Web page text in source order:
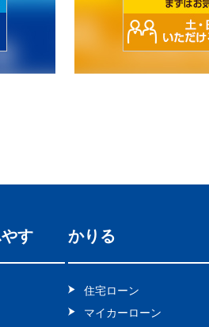
す かりる
住宅ローン
マイカーローン